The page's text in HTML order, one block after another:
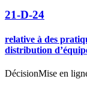
21-D-24
relative à des
distribution
DécisionMise en